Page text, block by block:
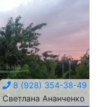
8 (928) 354-38-49
Светлана Ананченко